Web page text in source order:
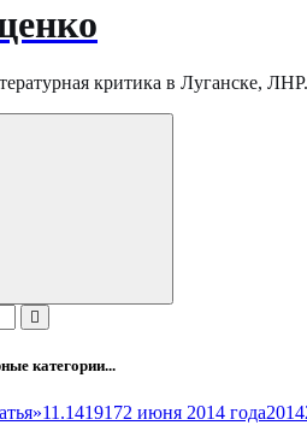
критика в Луганске,
категории...
11.1419172 июня 2014 года2014